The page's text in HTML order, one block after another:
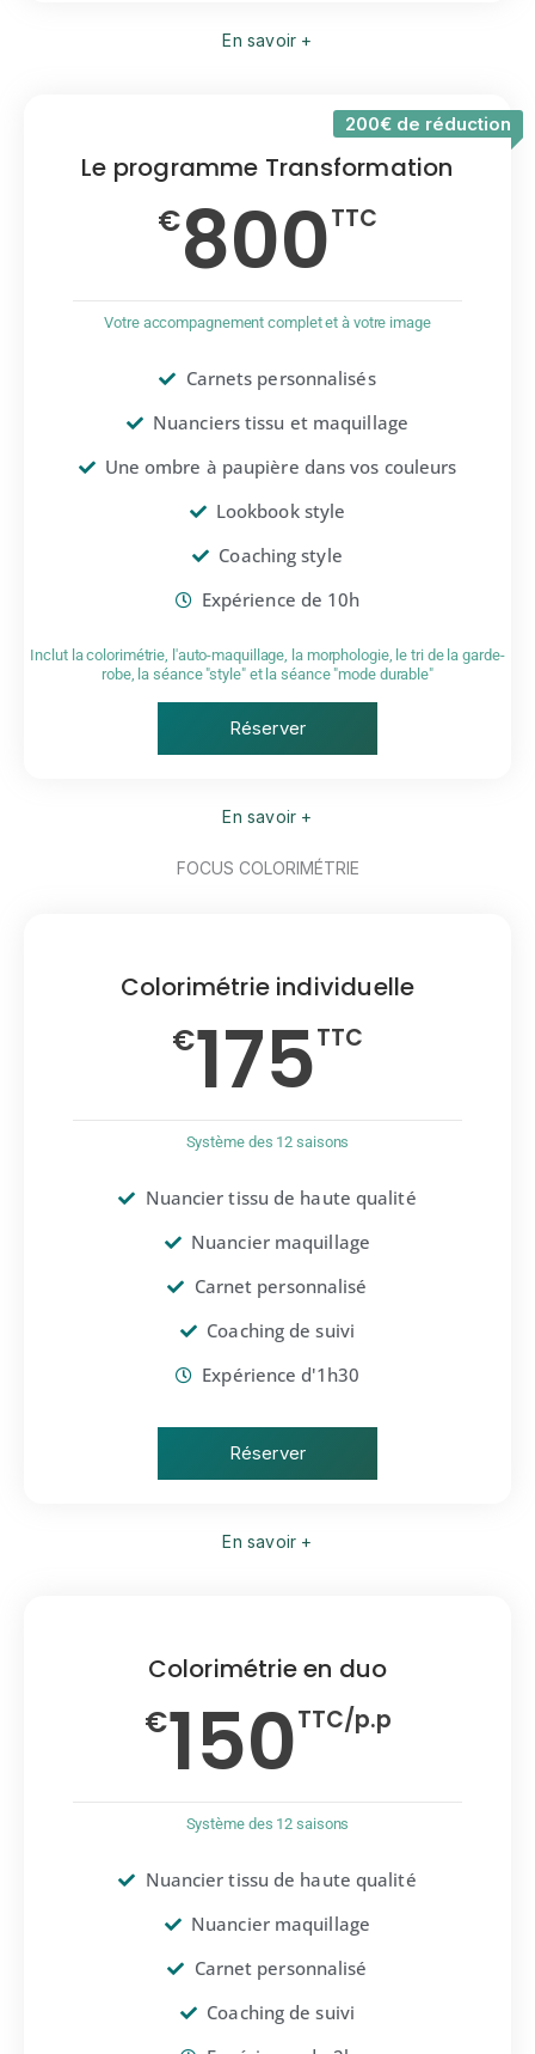
En savoir +
Le programme Transformation
€800TTC
Votre accompagnement complet et à votre image
Carnets personnalisés
Nuanciers tissu et maquillage
Une ombre à paupière dans vos couleurs
Lookbook style
Coaching style
Expérience de 10h
Inclut la colorimétrie, l'auto-maquillage, la morphologie, le tri de la garde-
robe, la séance "style" et la séance "mode durable"
Réserver
200€ de réduction
En savoir +
FOCUS COLORIMÉTRIE
Colorimétrie individuelle
€175TTC
Système des 12 saisons
Nuancier tissu de haute qualité
Nuancier maquillage
Carnet personnalisé
Coaching de suivi
Expérience d'1h30
Réserver
En savoir +
Colorimétrie en duo
€150TTC/p.p
Système des 12 saisons
Nuancier tissu de haute qualité
Nuancier maquillage
Carnet personnalisé
Coaching de suivi